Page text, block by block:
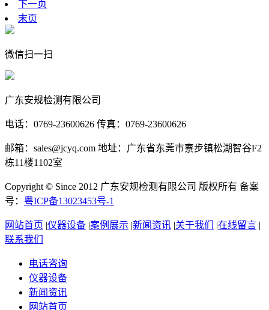
下一页
末页
微信扫一扫
广东安规检测有限公司
电话：0769-23600626 传真：0769-23600626
邮箱：sales@jcyq.com 地址：广东省东莞市寮步镇松湖智谷F2
栋11楼1102室
Copyright © Since 2012 广东安规检测有限公司 版权所有 备案
号： 粤ICP备13023453号-1
网站首页 |仪器设备 |案例展示 |新闻资讯 |关于我们 |在线留言 |
联系我们
电话咨询
仪器设备
新闻资讯
网站首页